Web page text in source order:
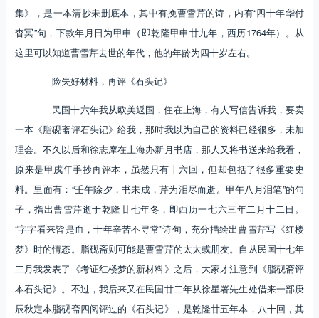
集》，是一本清抄未删底本，其中有挽曹雪芹的诗，内有“四十年华付
杳冥”句，下款年月日为甲申（即乾隆甲申廿九年，西历1764年）。从
这里可以知道曹雪芹去世的年代，他的年龄为四十岁左右。
险失好材料，再评《石头记》
民国十六年我从欧美返国，住在上海，有人写信告诉我，要卖
一本《脂砚斋评石头记》给我，那时我以为自己的资料已经很多，未加
理会。不久以后和徐志摩在上海办新月书店，那人又将书送来给我看，
原来是甲戌年手抄再评本，虽然只有十六回，但却包括了很多重要史
料。里面有：“壬午除夕，书未成，芹为泪尽而逝。甲午八月泪笔”的句
子，指出曹雪芹逝于乾隆廿七年冬，即西历一七六三年二月十二日。
“字字看来皆是血，十年辛苦不寻常”诗句，充分描绘出曹雪芹写《红楼
梦》时的情态。脂砚斋则可能是曹雪芹的太太或朋友。自从民国十七年
二月我发表了《考证红楼梦的新材料》之后，大家才注意到《脂砚斋评
本石头记》。不过，我后来又在民国廿二年从徐星署先生处借来一部庚
辰秋定本脂砚斋四阅评过的《石头记》，是乾隆廿五年本，八十回，其